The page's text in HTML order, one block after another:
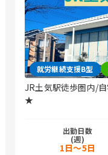
就労継続支援B型
JR土気駅徒歩圏内/
★
出勤日数
(週)
1日～5日